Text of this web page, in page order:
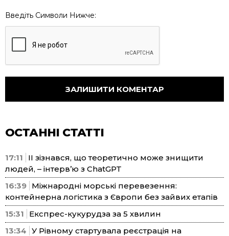
Введіть Символи Нижче:
ОСТАННІ СТАТТІ
17:11
ІІ зізнався, що теоретично може знищити
людей, – інтерв’ю з ChatGPT
16:39 Міжнародні морські перевезення:
контейнерна логістика з Європи без зайвих етапів
15:31
Експрес-кукурудза за 5 хвилин
13:34 У Рівному стартувала реєстрація на